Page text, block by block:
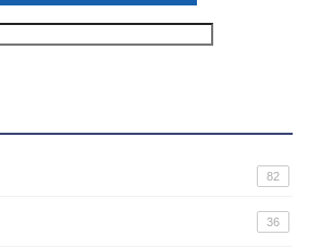
82
36